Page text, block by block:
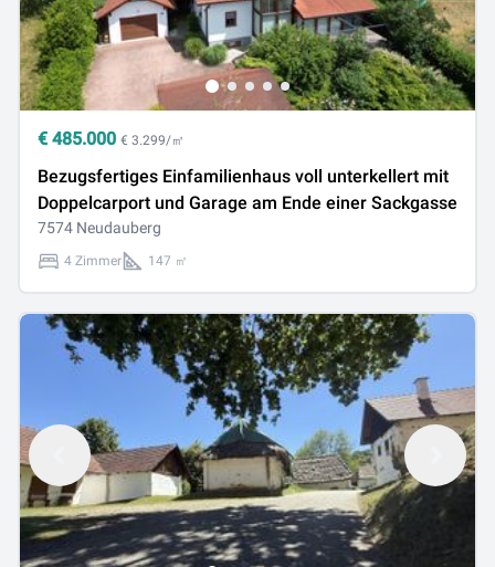
€ 485.000 € 3.299/㎡
Bezugsfertiges Einfamilienhaus voll unterkellert mit
Doppelcarport und Garage am Ende einer Sackgasse
7574 Neudauberg
4 Zimmer 147 ㎡